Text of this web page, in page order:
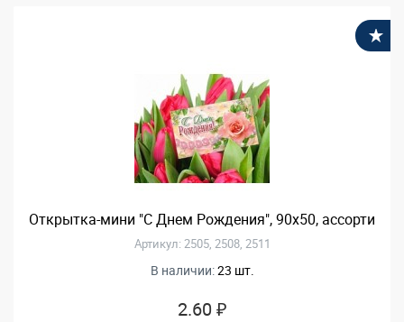
Открытка-мини "С Днем Рождения", 90х50, ассорти
Артикул: 2505, 2508, 2511
В наличии:23 шт.
2.60 ₽